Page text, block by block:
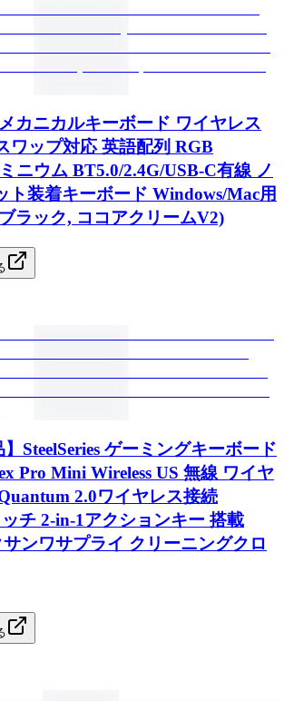
カニカルキーボード ワイヤレス
ワップ対応 英語配列 RGB
ニウム BT5.0/2.4G/USB-C有線 ノ
ト装着キーボード Windows/Mac用
ラック, ココアクリームV2)
】SteelSeries ゲーミングキーボード
Pro Mini Wireless US 無線 ワイヤ
2.0ワイヤレス接続
チ 2-in-1アクションキー 搭載
ンワサプライ クリーニングクロ